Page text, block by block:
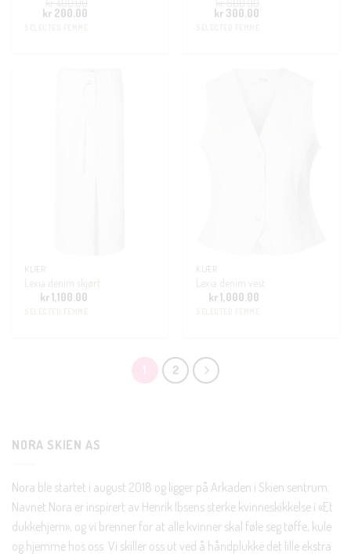
Opprinnelig
kr 200.00 Opprinnelig
kr 300.00
KLÆR
Lexia denim skjørt
kr1,100.00
KLÆR
Lexia denim vest
kr1,000.00
2
NORA SKIEN AS
Nora ble startet i august 2018 og ligger på Arkaden i Skien sentrum.
Navnet Nora er inspirert av Henrik Ibsens sterke kvinneskikkelse i «Et
dukkehjem», og vi brenner for at alle kvinner skal føle seg tøffe, kule
og hjemme hos oss. Vi skiller oss ut ved å håndplukke det lille ekstra